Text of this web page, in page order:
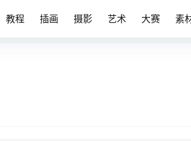
教程 插画 摄影 艺术 大赛 素